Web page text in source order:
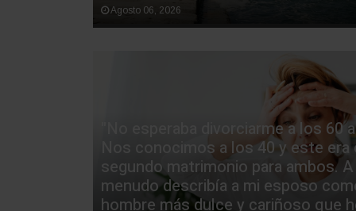
Agosto 06, 2026
"No esperaba divorciarme a los 60
Nos conocimos a los 40 y este era
segundo matrimonio para ambos. A
menudo describía a mi esposo
hombre más dulce y cariñoso que